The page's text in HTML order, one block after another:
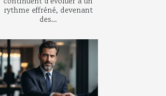
rythme effréné, devenant
des...